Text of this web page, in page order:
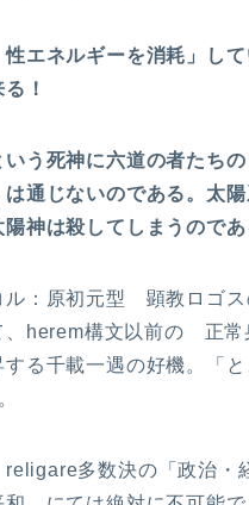
性エネルギーを消耗」し
！
いう死神に六道の者たち
は通じないのである。太
神は殺してしまうのであ
ル：原初元型 顕教ロゴ
、herem構文以前の 正
する千載一遇の好機。「
多数決の「政治・